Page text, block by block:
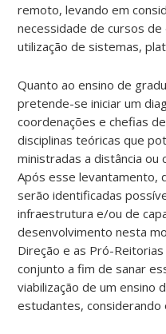
remoto, levando em
necessidade de cursos de
utilização de sistemas,
Quanto ao ensino de
pretende-se iniciar um
coordenações e chefias
disciplinas teóricas que
ministradas a distância ou
Após esse levantamento,
serão identificadas
infraestrutura e/ou de
desenvolvimento nesta
Direção e as Pró-
conjunto a fim de sanar
viabilização de um ensino
estudantes, considerando